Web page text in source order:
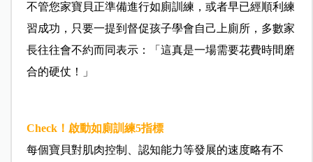
不管您家寶貝正準備進行如廁訓練，或者早已經順利練
習成功，只要一提到督促孩子學會自己上廁所，多數家
長往往會不約而同表示：「這真是一場需要花費時間磨
合的硬仗！」
Check！啟動如廁訓練5指標
每個寶貝對肌肉控制、認知能力等發展的速度略有不